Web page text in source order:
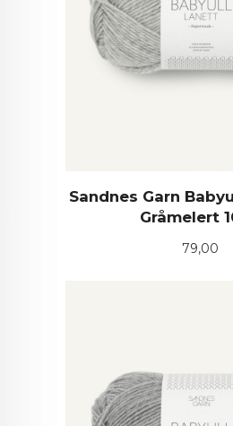
Sandnes Garn
Gråmelert
Pris
79,00